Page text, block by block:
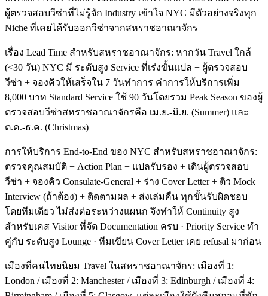
ผู้ตรวจสอบวีซ่าที่ไม่รู้จัก Industry เข้าใจ NYC มีตัวอย่างจริงทุก
Niche ที่เคยได้รับออกวีซ่าจากสหราชอาณาจักร
เรื่อง Lead Time สำหรับสหราชอาณาจักร: หากวัน Travel ใกล้
(<30 วัน) NYC มี ระดับสูง Service ที่เร่งขั้นแปล + ผู้ตรวจสอบ
วีซ่า + จองคิวให้เสร็จใน 7 วันทำการ ค่าการให้บริการเพิ่ม
8,000 บาท Standard Service ใช้ 90 วันโดยรวม Peak Season ของผู้
ตรวจสอบวีซ่าสหราชอาณาจักรคือ เม.ย.-มิ.ย. (Summer) และ
ต.ค.-ธ.ค. (Christmas)
การให้บริการ End-to-End ของ NYC สำหรับสหราชอาณาจักร:
ตรวจคุณสมบัติ + Action Plan + แปลรับรอง + เดินผู้ตรวจสอบ
วีซ่า + จองคิว Consulate-General + ร่าง Cover Letter + ติว Mock
Interview (ถ้าต้อง) + ติดตามผล + ส่งเล่มคืน ทุกขั้นรับผิดชอบ
โดยทีมเดียว ไม่ส่งต่อระหว่างแผนก จึงทำให้ Continuity สูง
สำหรับเคส Visitor ที่จัด Documentation ครบ · Priority Service ทำ
คู่กับ ระดับสูง Lounge · ทีมเขียน Cover Letter เคย refusal มาก่อน
เมืองที่คนไทยนิยม Travel ในสหราชอาณาจักร: เมืองที่ 1:
London / เมืองที่ 2: Manchester / เมืองที่ 3: Edinburgh / เมืองที่ 4: